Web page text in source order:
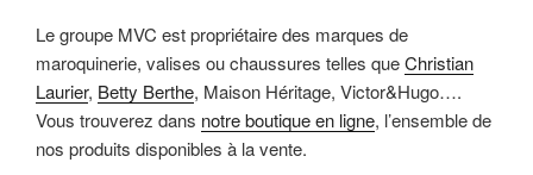
Le groupe MVC est propriétaire des marques de
maroquinerie, valises ou chaussures telles queChristian
Laurier, Betty Berthe, Maison Héritage, Victor&Hugo….
Vous trouverez dans notre boutique en ligne, l’ensemble de
nos produits disponibles à la vente.